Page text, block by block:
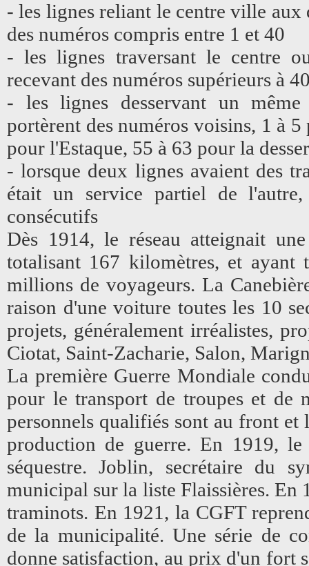
- les lignes reliant le centre ville
des numéros compris entre 1 et 40
- les lignes traversant le centre
recevant des numéros supérieurs à
- les lignes desservant un
portèrent des numéros voisins, 1 à
pour l'Estaque, 55 à 63 pour la
- lorsque deux lignes avaient des
était un service partiel de
consécutifs
Dès 1914, le réseau atteignait
totalisant 167 kilomètres, et ayant
millions de voyageurs. La
raison d'une voiture toutes les 10
projets, généralement irréalistes,
Ciotat, Saint-Zacharie, Salon,
La première Guerre Mondiale
pour le transport de troupes et de
personnels qualifiés sont au front et
production de guerre. En 1919, le
séquestre. Joblin, secrétaire du
municipal sur la liste Flaissières. En
traminots. En 1921, la CGFT
de la municipalité. Une série de
donne satisfaction, au prix d'un fort